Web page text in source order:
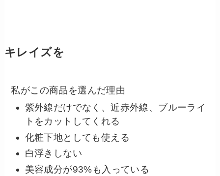
キレイズを
私がこの商品を選んだ理由
紫外線だけでなく、近赤外線、ブルーライ
トをカットしてくれる
化粧下地としても使える
白浮きしない
美容成分が93%も入っている